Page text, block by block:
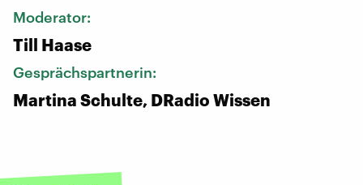
Moderator:
Till Haase
Gesprächspartnerin:
Martina Schulte, DRadio Wissen